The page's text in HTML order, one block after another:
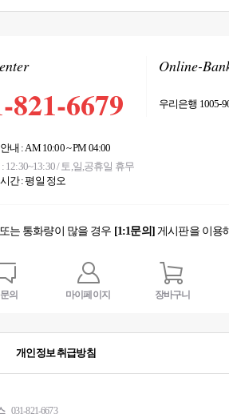
기 >
821-6679
내 : AM 10:00 ~ PM 04:00
12:30~13:30 / 토,일,공휴일 휴무
간 : 평일 정오
Online-
우리은행 1005-
는 통화량이 많을 경우 [1:1문의] 게시판을 이용
의 마이페이지 장바구니
개인정보 취급방침
031-821-6673